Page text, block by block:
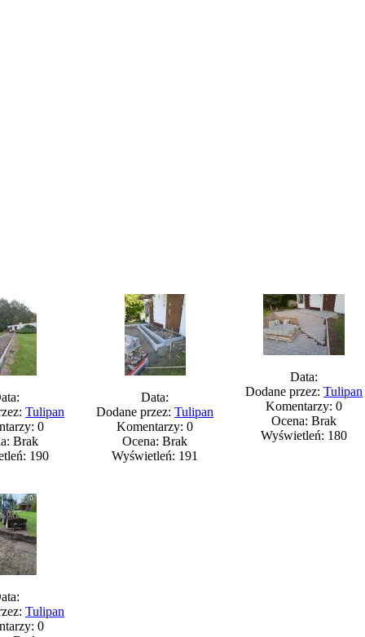
Tulipan
0
Brak
190
Data:
Dodane przez:Tulipan
Komentarzy: 0
Ocena: Brak
Wyświetleń: 191
Data:
Dodane przez:Tulipan
Komentarzy: 0
Ocena: Brak
Wyświetleń: 180
Tulipan
0